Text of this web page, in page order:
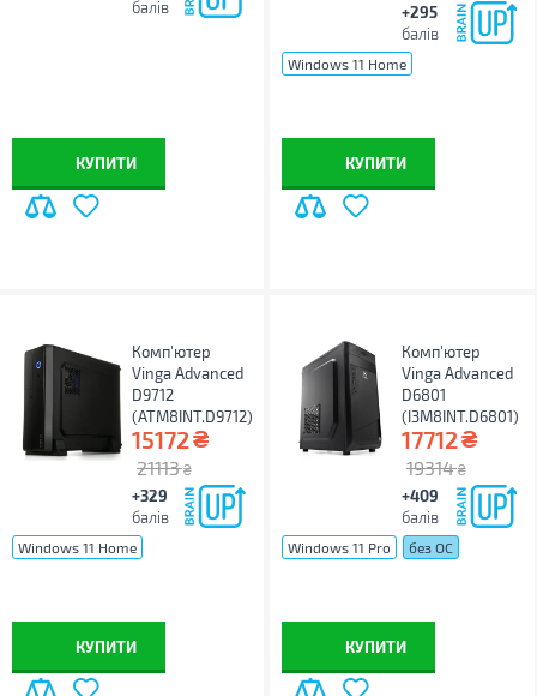
балів
КУПИТИ
+295
балів
Windows 11 Home
КУПИТИ
Комп'ютер
Vinga Advanced
D9712
(ATM8INT.D9712)
15172₴
21113 ₴
+329
балів
Windows 11 Home
КУПИТИ
Комп'ютер
Vinga Advanced
D6801
(I3M8INT.D6801)
17712₴
19314 ₴
+409
балів
Windows 11 Pro без ОС
КУПИТИ